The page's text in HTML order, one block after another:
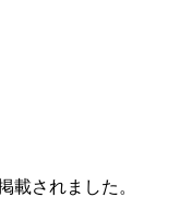
載されました。